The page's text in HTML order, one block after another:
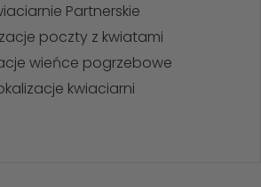
Partnerskie
poczty z kwiatami
wieńce pogrzebowe
kwiaciarni